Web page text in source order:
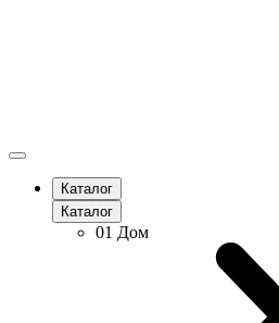
Каталог
Каталог
01 Дом